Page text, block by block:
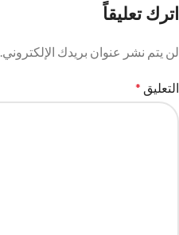
اترك تعليقاً
لن يتم نشر عنوان بريدك الإلكتروني.
التعليق *